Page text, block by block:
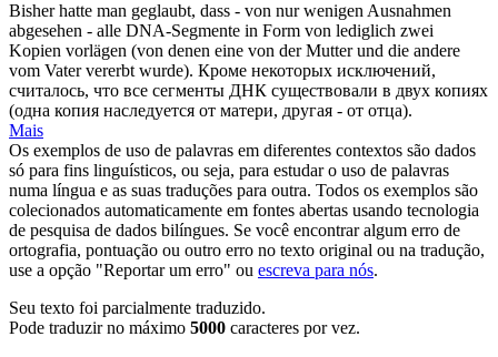
Bisher hatte man geglaubt, dass - von nur wenigen Ausnahmen
abgesehen - alle DNA-Segmente in Form von lediglich zwei
Kopien vorlägen (von denen eine von der Mutter und die andere
vom Vatervererbtwurde). Кроме некоторых исключений,
считалось, что все сегменты ДНК существовали в двух копиях
(одна копия наследуется от матери, другая - от отца).
Mais
Os exemplos de uso de palavras em diferentes contextos são dados
só para fins linguísticos, ou seja, para estudar o uso de palavras
numa língua e as suas traduções para outra. Todos os exemplos são
colecionados automaticamente em fontes abertas usando tecnologia
de pesquisa de dados bilíngues. Se você encontrar algum erro de
ortografia, pontuação ou outro erro no texto original ou na tradução,
use a opção "Reportar um erro" ou escreva para nós.
Seu texto foi parcialmente traduzido.
Pode traduzir no máximo 5000 caracteres por vez.